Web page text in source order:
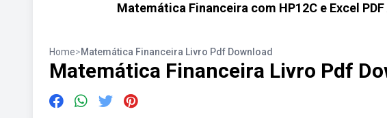
Matemática Financeira com HP12C e Excel
Home>Matemática Financeira Livro Pdf Download
Matemática Financeira Livro Pdf